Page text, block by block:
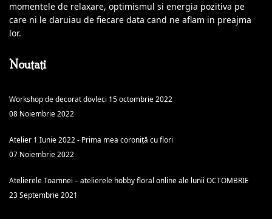
momentele de relaxare, optimismul si energia pozitiva pe
care ni le daruiau de fiecare data cand ne aflam in preajma
lor.
Noutati
Workshop de decorat dovleci 15 octombrie 2022
08 Noiembrie 2022
Atelier 1 Iunie 2022 - Prima mea coroniță cu flori
07 Noiembrie 2022
Atelierele Toamnei – atelierele hobby floral online ale lunii OCTOMBRIE
23 Septembrie 2021